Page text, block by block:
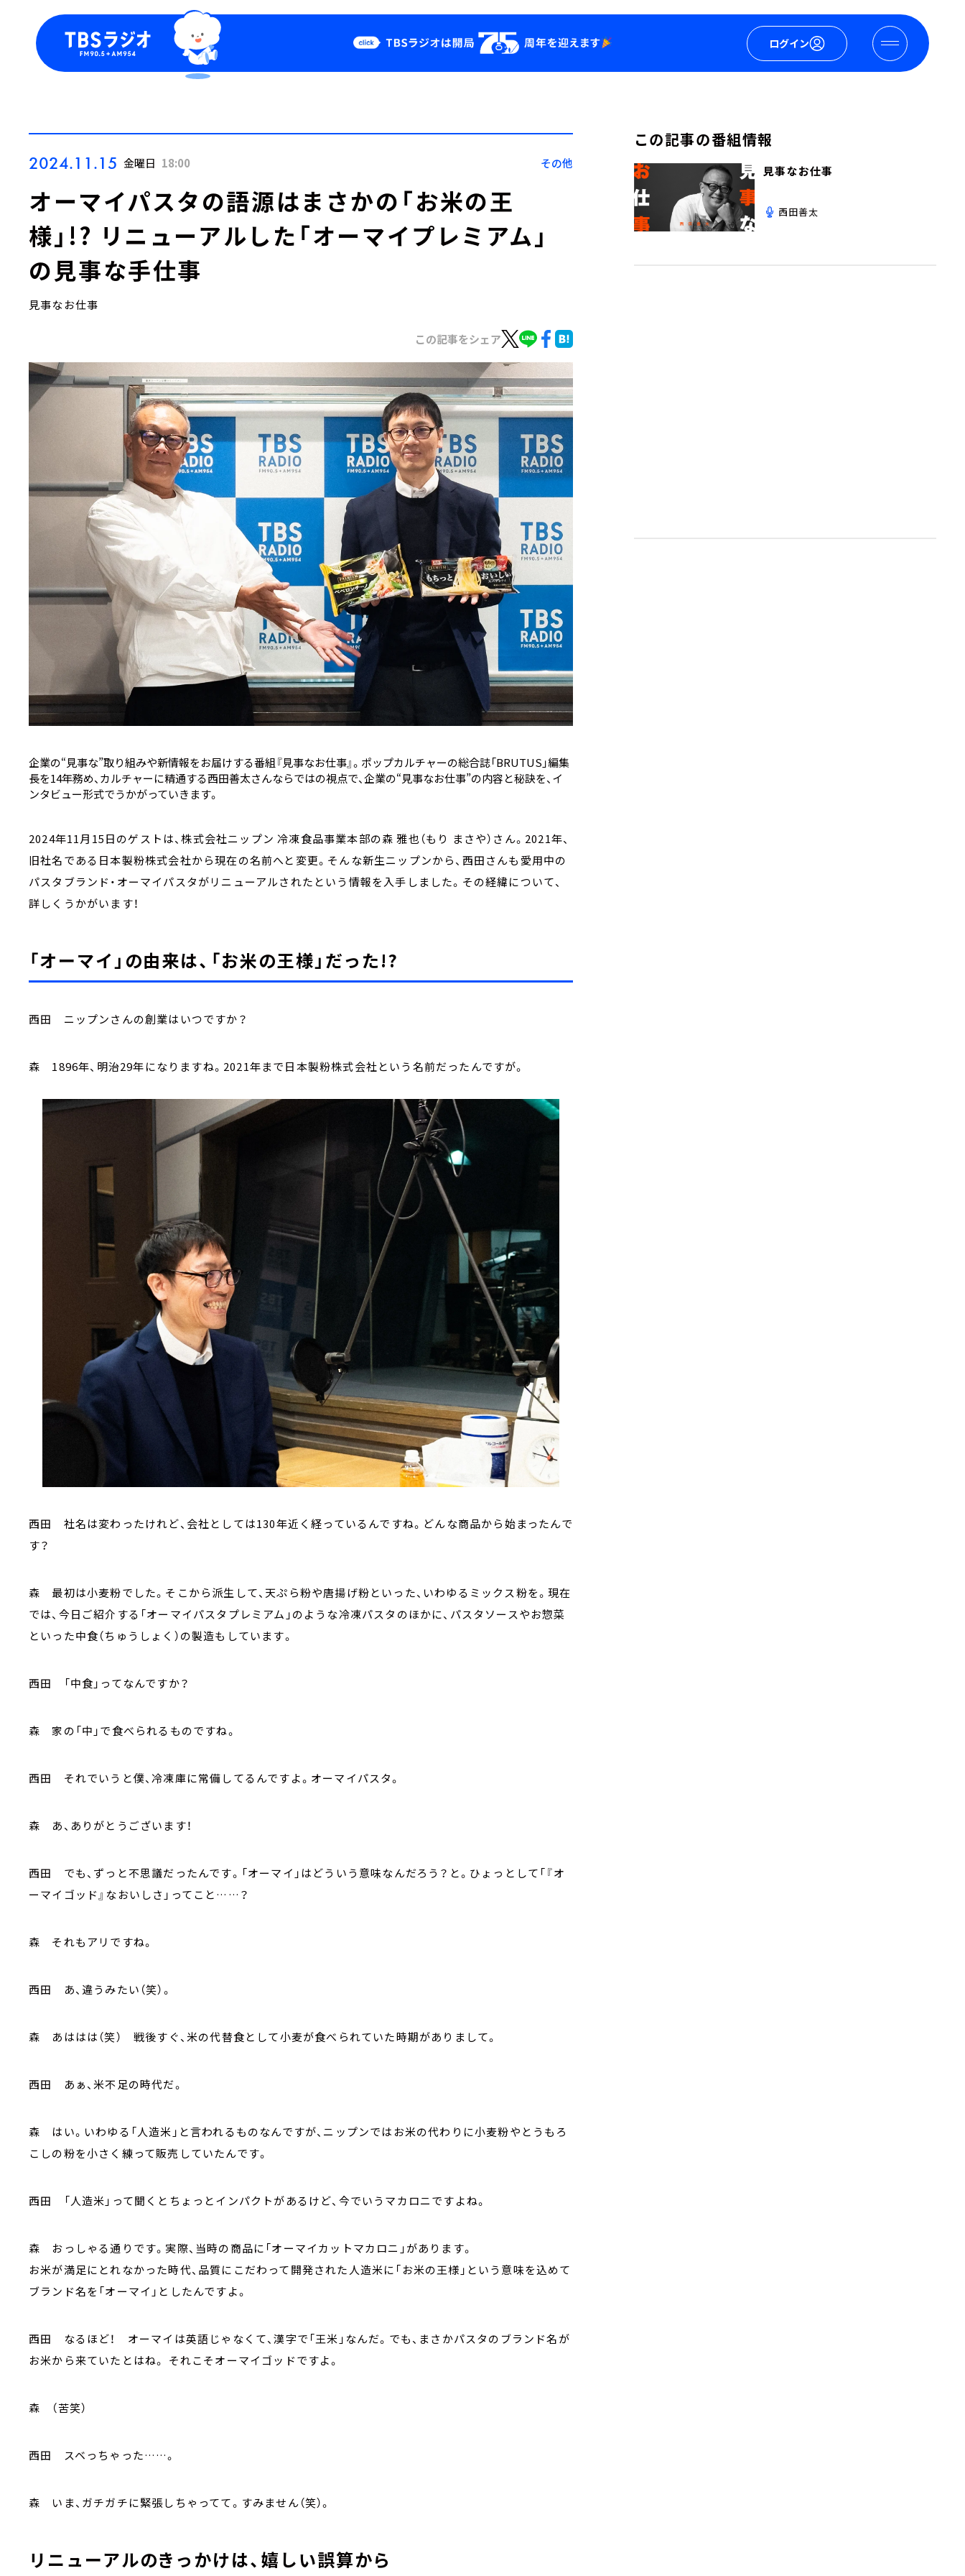
ログイン
Podcast
YouTube
2024.11.15 金曜日 18:00 その他
オーマイパスタの語源はまさかの「お米の王
様」!? リニューアルした「オーマイプレミアム」
の見事な手仕事
見事なお仕事
この記事をシェア
企業の“見事な”取り組みや新情報をお届けする番組『見事なお仕事』。ポップカルチャーの総合誌「BRUTUS」編集
長を14年務め、カルチャーに精通する西田善太さんならではの視点で、企業の“見事なお仕事”の内容と秘訣を、イ
ンタビュー形式でうかがっていきます。
2024年11月15日のゲストは、株式会社ニップン 冷凍食品事業本部の森 雅也（もり まさや）さん。2021年、
旧社名である日本製粉株式会社から現在の名前へと変更。そんな新生ニップンから、西田さんも愛用中の
パスタブランド・オーマイパスタがリニューアルされたという情報を入手しました。その経緯について、
詳しくうかがいます！
「オーマイ」の由来は、「お米の王様」だった!?
西田 ニップンさんの創業はいつですか？
森 1896年、明治29年になりますね。2021年まで日本製粉株式会社という名前だったんですが。
西田 社名は変わったけれど、会社としては130年近く経っているんですね。どんな商品から始まったんで
す？
森 最初は小麦粉でした。そこから派生して、天ぷら粉や唐揚げ粉といった、いわゆるミックス粉を。現在
では、今日ご紹介する「オーマイパスタプレミアム」のような冷凍パスタのほかに、パスタソースやお惣菜
といった中食（ちゅうしょく）の製造もしています。
西田 「中食」ってなんですか？
森 家の「中」で食べられるものですね。
西田 それでいうと僕、冷凍庫に常備してるんですよ。オーマイパスタ。
森 あ、ありがとうございます！
西田 でも、ずっと不思議だったんです。「オーマイ」はどういう意味なんだろう？と。ひょっとして「『オ
ーマイゴッド』なおいしさ」ってこと……？
森 それもアリですね。
西田 あ、違うみたい（笑）。
森 あははは（笑） 戦後すぐ、米の代替食として小麦が食べられていた時期がありまして。
西田 あぁ、米不足の時代だ。
森 はい。いわゆる「人造米」と言われるものなんですが、ニップンではお米の代わりに小麦粉やとうもろ
こしの粉を小さく練って販売していたんです。
西田 「人造米」って聞くとちょっとインパクトがあるけど、今でいうマカロニですよね。
森 おっしゃる通りです。実際、当時の商品に「オーマイカットマカロニ」があります。
お米が満足にとれなかった時代、品質にこだわって開発された人造米に「お米の王様」という意味を込めて
ブランド名を「オーマイ」としたんですよ。
西田 なるほど！ オーマイは英語じゃなくて、漢字で「王米」なんだ。でも、まさかパスタのブランド名が
お米から来ていたとはね。 それこそオーマイゴッドですよ。
森 （苦笑）
西田 スベっちゃった……。
森 いま、ガチガチに緊張しちゃってて。すみません（笑）。
リニューアルのきっかけは、嬉しい誤算から
この記事の番組情報
見事なお仕事
西田善太